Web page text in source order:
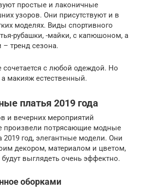
простые и лаконичные
узоров. Они присутствуют и в
моделях. Виды спортивного
рубашки, -майки, с капюшоном, а
тренд сезона.
сочетается с любой одеждой. Но
макияж естественный.
платья 2019 года
и вечерних мероприятий
произвели потрясающие модные
год, элегантные модели. Они
декором, материалом и цветом,
выглядеть очень эффектно.
оборками